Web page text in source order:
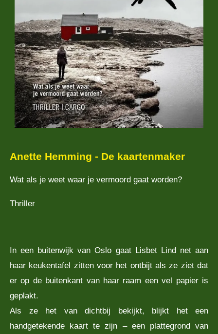
Anette Hemming - De kaartenmaker
Wat als je weet waar je vermoord gaat worden?
Thriller
In een buitenwijk van Oslo gaat Lisbet Lind net aan
haar keukentafel zitten voor het ontbijt als ze ziet dat
er op de buitenkant van haar raam een vel papier is
geplakt.
Als ze het van dichtbij bekijkt, blijkt het een
handgetekende kaart te zijn – een plattegrond van